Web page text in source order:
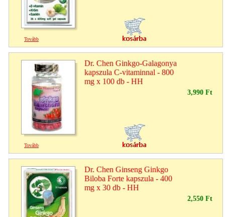
Tovább
Dr. Chen Ginkgo-Galagonya
kapszula C-vitaminnal - 800
mg x 100 db - HH
3,990 Ft
Tovább
Dr. Chen Ginseng Ginkgo
Biloba Forte kapszula - 400
mg x 30 db - HH
2,550 Ft